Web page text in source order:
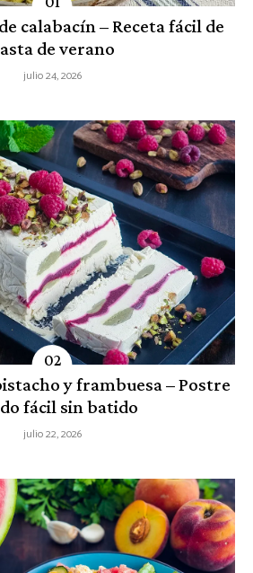
calabacín – Receta fácil de
de verano
julio 24, 2026
y frambuesa – Postre
fácil sin batido
julio 22, 2026